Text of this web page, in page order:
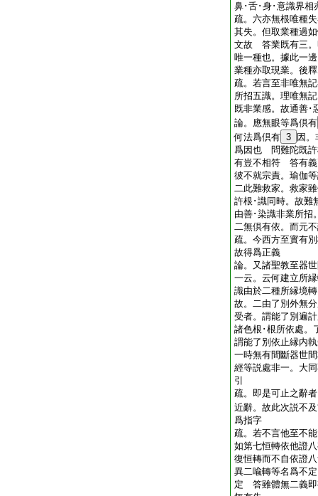
鼻･舌･身･意識界
疏。六亦無根唯種
其失。但取業種過
文故 答業既有三。
唯一種也。據此一
業種亦取現業。後
疏。若言至非唯無
所招五識。理唯無
既非業感。故通善
論。應無眼等爲倶有
何法爲倶有 3
因
爲因也 問難陀既許
有豈不相符 答有義
彼不就宗責。瑜伽
二此難救家。救家
許根･識同時。故
由善･染識非業所招
二無倶有依。而元
疏。今西方至實有
故得爲正義
論。又諸聖教至器
一云。云何建立所
識由於二種所縁境
故。二由了別外無
受者。謂能了別遍
諸色根･根所依處。
謂能了別依止縁内
一時無有間斷器世
經等説處非一。大
引
疏。即是可止之辭
近辭。故此次説不
爲指字
疏。若不言他至不
如第七恒轉依他證
復恒轉而不自依證
異二喩轉等名爲不
定 答雖體無二義即